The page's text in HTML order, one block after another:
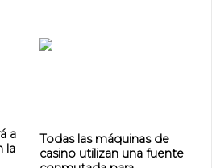
a
la
Todas las máquinas de
casino utilizan una fuente